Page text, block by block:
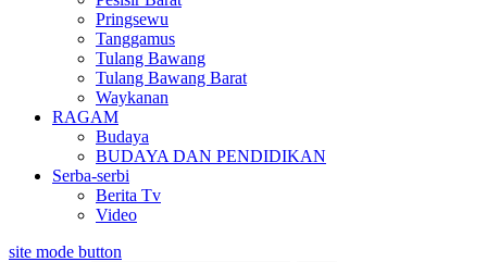
Pringsewu
Tanggamus
Tulang Bawang
Tulang Bawang Barat
Waykanan
RAGAM
Budaya
BUDAYA DAN PENDIDIKAN
Serba-serbi
Berita Tv
Video
site mode button